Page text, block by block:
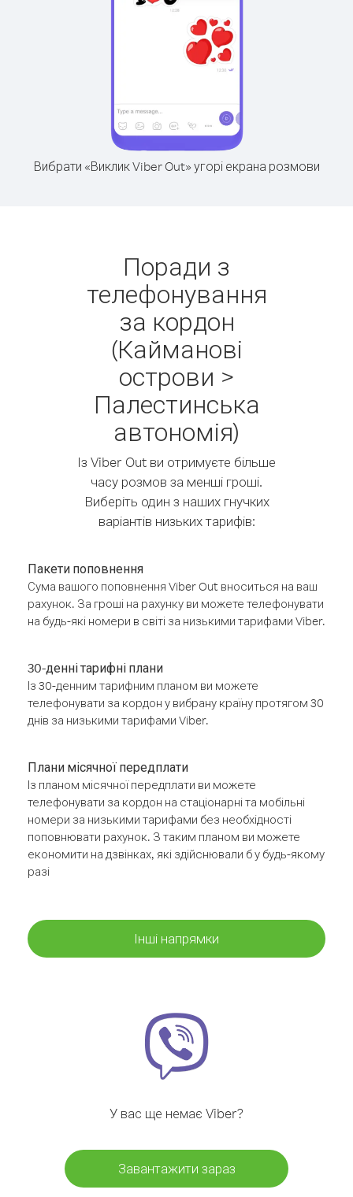
Вибрати «Виклик Viber Out» угорі екрана розмови
Поради з
телефонування
за кордон
(Кайманові
острови >
Палестинська
автономія)
Із Viber Out ви отримуєте більше
часу розмов за менші гроші.
Виберіть один з наших гнучких
варіантів низьких тарифів:
Пакети поповнення
Сума вашого поповнення Viber Out вноситься на ваш
рахунок. За гроші на рахунку ви можете телефонувати
на будь-які номери в світі за низькими тарифами Viber.
30-денні тарифні плани
Із 30-денним тарифним планом ви можете
телефонувати за кордон у вибрану країну протягом 30
днів за низькими тарифами Viber.
Плани місячної передплати
Із планом місячної передплати ви можете
телефонувати за кордон на стаціонарні та мобільні
номери за низькими тарифами без необхідності
поповнювати рахунок. З таким планом ви можете
економити на дзвінках, які здійснювали б у будь-якому
разі
Інші напрямки
У вас ще немає Viber?
Завантажити зараз